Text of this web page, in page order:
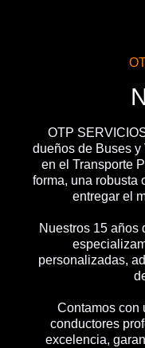
OTP
dueños de Buses
en el Transporte
forma, una robusta
entregar el
Nuestros 15 años
personalizadas,
Contamos con
conductores
excelencia,